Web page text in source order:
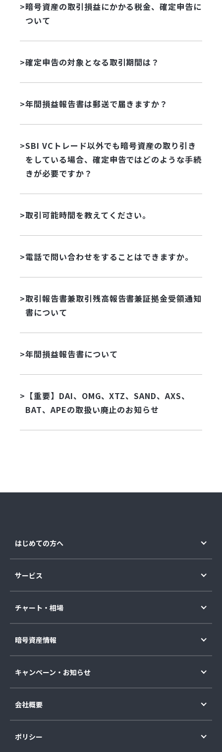
暗号資産の取引損益にかかる税金、確定申告に
ついて
確定申告の対象となる取引期間は？
年間損益報告書は郵送で届きますか？
SBI VCトレード以外でも暗号資産の取り引き
をしている場合、確定申告ではどのような手続
きが必要ですか？
取引可能時間を教えてください。
電話で問い合わせをすることはできますか。
取引報告書兼取引残高報告書兼証拠金受領通知
書について
年間損益報告書について
【重要】DAI、OMG、XTZ、SAND、AXS、
BAT、APEの取扱い廃止のお知らせ
はじめての方へ
サービス
チャート・相場
暗号資産情報
キャンペーン・お知らせ
会社概要
ポリシー